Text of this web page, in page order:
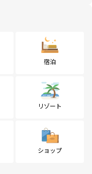
宿泊
リゾート
ショップ